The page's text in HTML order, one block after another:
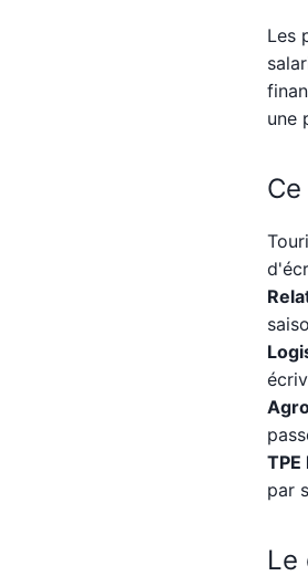
Les
une
TPE
par
Le